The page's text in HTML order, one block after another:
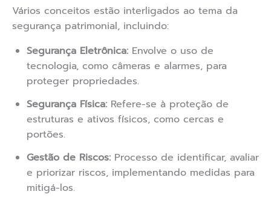
Vários conceitos estão interligados ao tema da
segurança patrimonial, incluindo:
Segurança Eletrônica: Envolve o uso de
tecnologia, como câmeras e alarmes, para
proteger propriedades.
Segurança Física: Refere-se à proteção de
estruturas e ativos físicos, como cercas e
portões.
Gestão de Riscos: Processo de identificar, avaliar
e priorizar riscos, implementando medidas para
mitigá-los.